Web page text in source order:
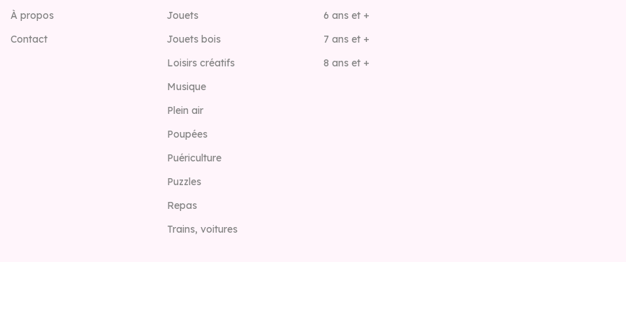
À propos
Contact
Jouets
Jouets bois
Loisirs créatifs
Musique
Plein air
Poupées
Puériculture
Puzzles
Repas
Trains, voitures
6 ans et +
7 ans et +
8 ans et +